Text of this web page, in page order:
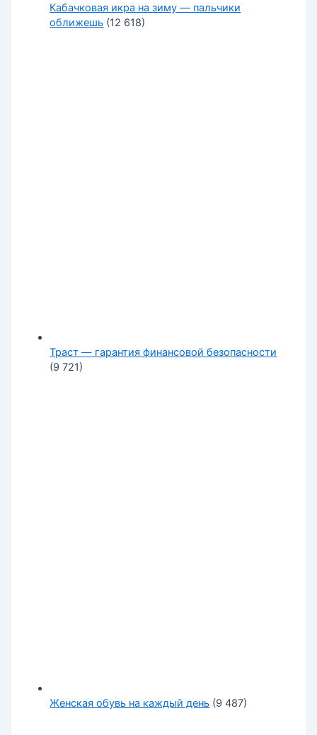
Кабачковая икра на зиму — пальчики
оближешь (12 618)
Траст — гарантия финансовой безопасности
(9 721)
Женская обувь на каждый день (9 487)